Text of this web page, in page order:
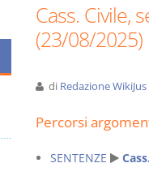
Cass. Civile,
(23/08/2025)
di Redazione WikiJus
Percorsi
SENTENZE